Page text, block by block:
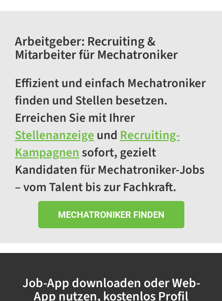
Mechatroniker:in Instandhaltung
Krems an der Donau (m/w/d)
Mechatroniker -Elektrotechniker -
Gleisdorf (m/w/d)
8200 Gleisdorf
KFZ-Mechatroniker/-Mechaniker
13407 Berlin
Industriemechatroniker (m/w/d)
13407 Berlin
Instandhaltung in Krems Vollzeit
(m/w/d)
Arbeitgeber: Recruiting &
Mitarbeiter für Mechatroniker
Effizient und einfach Mechatroniker
finden und Stellen besetzen.
Erreichen Sie mit Ihrer
Stellenanzeigeund Recruiting-
Kampagnensofort, gezielt
Kandidaten für Mechatroniker-Jobs
– vom Talent bis zur Fachkraft.
MECHATRONIKER FINDEN
Job-App downloaden oder Web-
App nutzen, kostenlos Profil